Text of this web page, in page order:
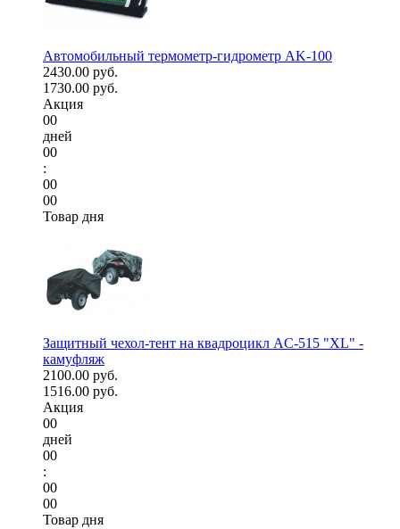
Автомобильный термометр-гидрометр AK-100
2430.00 руб.
1730.00 руб.
Акция
00
дней
00
:
00
00
Товар дня
Защитный чехол-тент на квадроцикл AC-515 "XL" -
камуфляж
2100.00 руб.
1516.00 руб.
Акция
00
дней
00
:
00
00
Товар дня